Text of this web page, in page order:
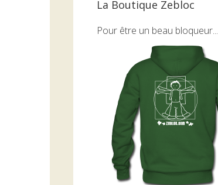
La Boutique Zebloc
Pour être un beau bloqueur...